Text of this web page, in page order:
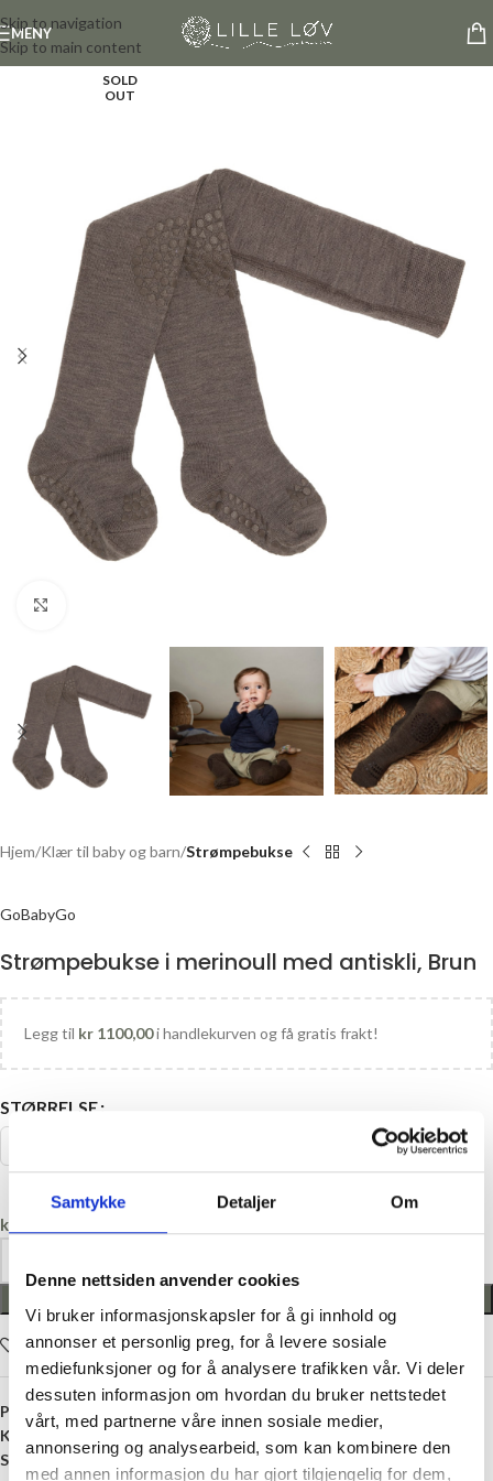
Samtykke Detaljer Om
Denne nettsiden anvender cookies
Vi bruker informasjonskapsler for å gi innhold og
annonser et personlig preg, for å levere sosiale
mediefunksjoner og for å analysere trafikken vår. Vi deler
dessuten informasjon om hvordan du bruker nettstedet
vårt, med partnerne våre innen sosiale medier,
annonsering og analysearbeid, som kan kombinere den
med annen informasjon du har gjort tilgjengelig for dem,
Skip to navigation
Skip to main content
MENY
SOLD
OUT
Hjem Klær til baby og barn Strømpebukse
GoBabyGo
Strømpebukse i merinoull med antiskli, Brun
Legg til kr 1100,00i handlekurven og få gratis frakt!
STØRRELSE
kr
Legg i ønskelisten
Produktnummer: GBG-224/225
Kategori:
Strømpebukse
Stikkord:
Antiskli Baby Barn Merinoull